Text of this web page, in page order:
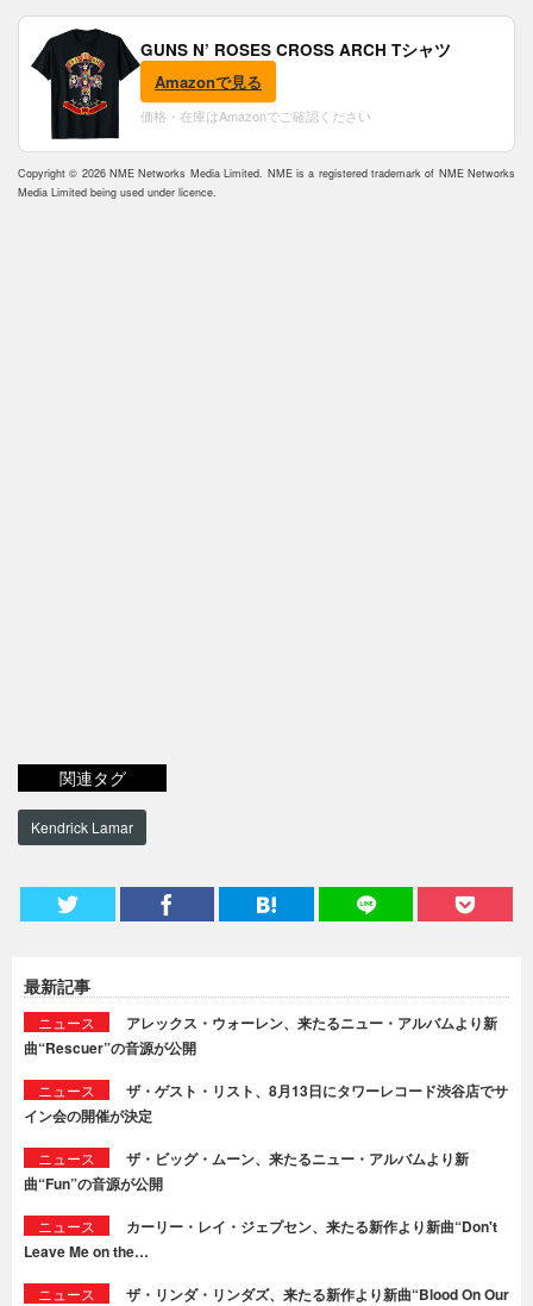
GUNS N’ ROSES CROSS ARCH Tシャツ
Amazonで見る
価格・在庫はAmazonでご確認ください
Copyright © 2026 NME Networks Media Limited. NME is a registered trademark of NME Networks
Media Limited being used under licence.
関連タグ
Kendrick Lamar
最新記事
ニュース
アレックス・ウォーレン、来たるニュー・アルバムより新
曲“Rescuer”の音源が公開
ニュース
ザ・ゲスト・リスト、8月13日にタワーレコード渋谷店でサ
イン会の開催が決定
ニュース
ザ・ビッグ・ムーン、来たるニュー・アルバムより新
曲“Fun”の音源が公開
ニュース
カーリー・レイ・ジェプセン、来たる新作より新曲“Don't
Leave Me on the…
ニュース
ザ・リンダ・リンダズ、来たる新作より新曲“Blood On Our